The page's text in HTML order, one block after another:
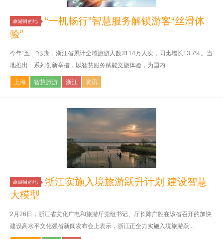
旅游目的地
“一机畅行”智慧服务解锁游客“丝滑体
验”
今年“五一”假期，浙江省累计全域旅游人数3114万人次，同比增长13.7%。当
地推出一系列创新举措，以智慧服务赋能文旅体验，为国内...
上海 智慧旅游 浙江 资讯
旅游目的地
浙江实施入境旅游跃升计划 建设智慧
大模型
2月26日，浙江省文化广电和旅游厅党组书记、厅长陈广胜在该省召开的加快
建设高水平文化强省新闻发布会上表示，浙江正全力实施入境旅游跃...